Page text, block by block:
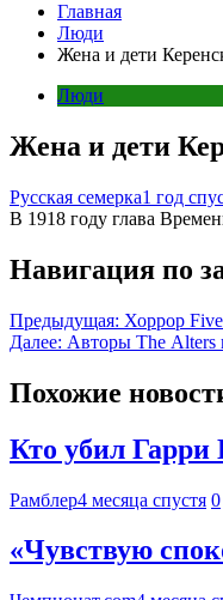
Главная
Люди
Жена и дети
Люди
Жена и дети
Русская семерка1 год
В 1918 году глава
Навигация по
Предыдущая: Хоррор
Далее: Авторы The Alters
Похожие
Кто убил Гарри
Рамблер4 месяца спустя 0
«Чувствую